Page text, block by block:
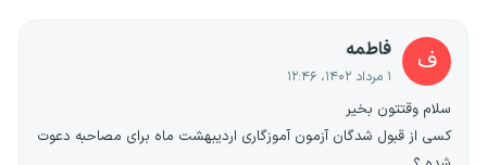
ف فاطمه
۱ مرداد ۱۴۰۲، ۱۲:۴۶
سلام وقتتون بخیر
کسی از قبول شدگان آزمون آموزگاری اردیبهشت ماه برای مصاحبه دعوت